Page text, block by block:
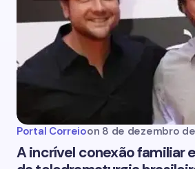
Portal Correioon 8 de dezembro
A incrível conexão familiar